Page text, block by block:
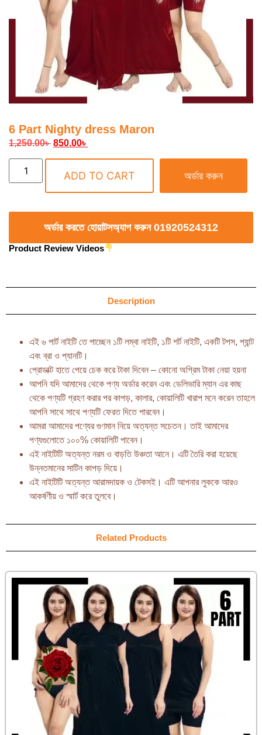
6 Part Nighty dress Maron
1,250.00৳ 850.00৳
ADD TO CART অর্ডার করুন
অর্ডার করতে হোয়াটসঅ্যাপ করুন 01920524312
Product Review Videos
Description
এই ৬ পার্ট নাইটি তে পাচ্ছেন ১টি লম্বা নাইটি, ১টি শর্ট নাইটি, একটি টপস, প্যান্ট
এবং ব্রা ও প্যানটি।
প্রোডাক্ট হাতে পেয়ে চেক করে টাকা দিবেন – কোনো অগ্রিম টাকা নেয়া হয়না
আপনি যদি আমাদের থেকে পণ্য অর্ডার করেন এবং ডেলিভারি ম্যান এর কাছ
থেকে পণ্যটি গ্রহণ করার পর কাপড়, কালার, কোয়ালিটি খারাপ মনে করেন তাহলে
আপনি সাথে সাথে পণ্যটি ফেরত দিতে পারবেন।
আমরা আমাদের পণ্যের গুণমান নিয়ে অত্যন্ত সচেতন। তাই আমাদের
পণ্যগুলোতে ১০০% কোয়ালিটি পাবেন।
এই নাইটিটি অত্যন্ত নরম ও বাড়তি উঞ্চতা আনে। এটি তৈরি করা হয়েছে
উন্নতমানের সাটিন কাপড় দিয়ে।
এই নাইটিটি অত্যন্ত আরামদায়ক ও টেকসই। এটি আপনার লুককে আরও
আকর্ষণীয় ও স্মার্ট করে তুলবে।
Related Products